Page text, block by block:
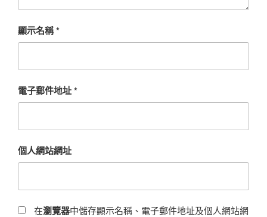
顯示名稱*
電子郵件地址*
個人網站網址
在瀏覽器中儲存顯示名稱、電子郵件地址及個人網站網